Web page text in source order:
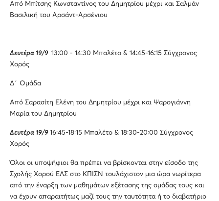
Από Μπίτσης Κωνσταντίνος του Δημητρίου μέχρι και Σαλμάν
Βασιλική του Αρσάντ-Αρσένιου
Δευτέρα 19/9 13:00 - 14:30 Μπαλέτο & 14:45-16:15 Σύγχρονος
Χορός
Δ΄ Ομάδα
Από Σαρασίτη Ελένη του Δημητρίου μέχρι και Ψαρογιάννη
Μαρία του Δημητρίου
Δευτέρα 19/9 16:45-18:15 Μπαλέτο & 18:30-20:00 Σύγχρονος
Χορός
Όλοι οι υποψήφιοι θα πρέπει να βρίσκονται στην είσοδο της
Σχολής Χορού ΕΛΣ στο ΚΠΙΣΝ τουλάχιστον μια ώρα νωρίτερα
από την έναρξη των μαθημάτων εξέτασης της ομάδας τους και
να έχουν απαραιτήτως μαζί τους την ταυτότητα ή το διαβατήριο